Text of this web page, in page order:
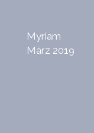
Myriam
März 2019